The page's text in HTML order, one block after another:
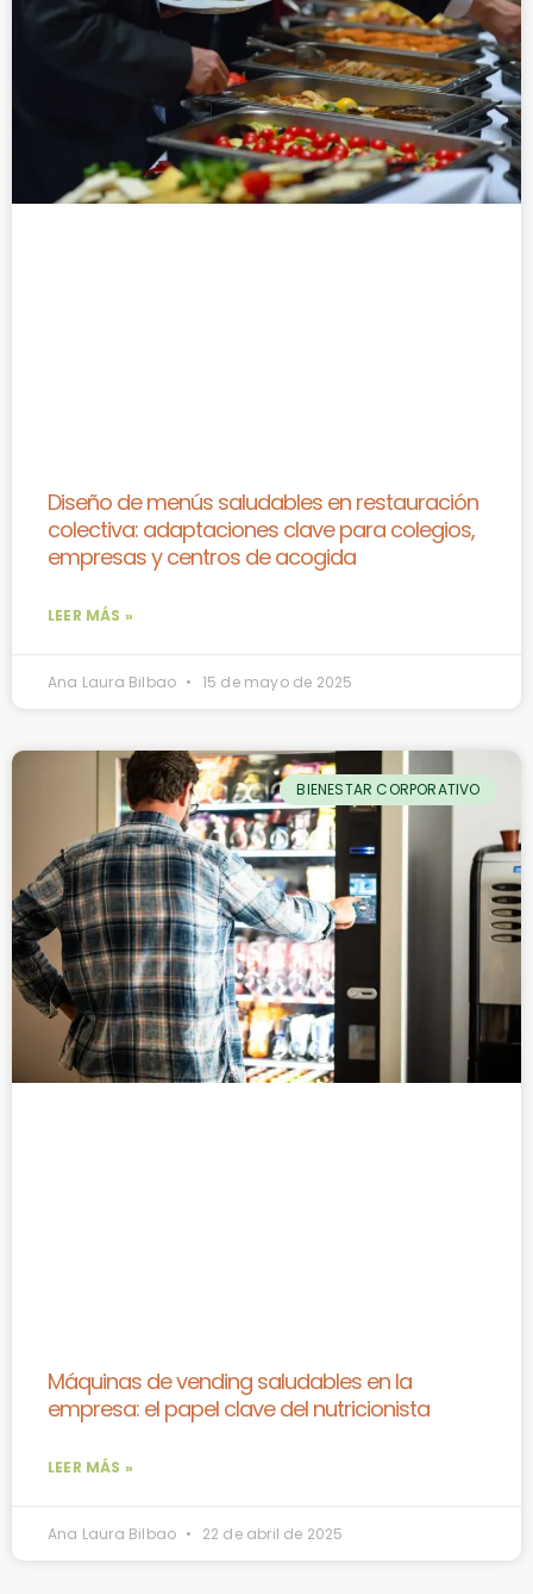
Diseño de menús saludables en restauración
colectiva: adaptaciones clave para colegios,
empresas y centros de acogida
LEER MÁS »
Ana Laura Bilbao 15 de mayo de 2025
BIENESTAR CORPORATIVO
Máquinas de vending saludables en la
empresa: el papel clave del nutricionista
LEER MÁS »
Ana Laura Bilbao 22 de abril de 2025